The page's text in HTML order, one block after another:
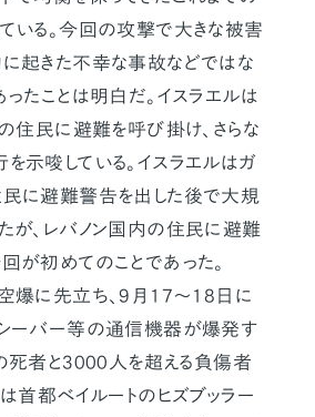
いる。今回の攻撃で大きな被害
起きた不幸な事故などではな
ったことは明白だ。イスラエルは
住民に避難を呼び掛け、さらな
示唆している。イスラエルはガ
に避難警告を出した後で大規
が、レバノン国内の住民に避難
が初めてのことであった。
爆に先立ち、9月17～18日に
ーバー等の通信機器が爆発す
死者と3000人を超える負傷者
首都ベイルートのヒズブッラー